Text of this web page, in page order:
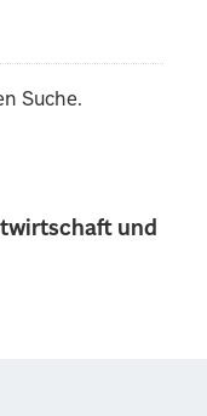
und
Suche.